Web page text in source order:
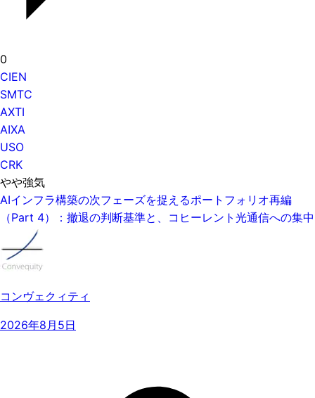
0
CIEN
SMTC
AXTI
AIXA
USO
CRK
やや強気
AIインフラ構築の次フェーズを捉えるポートフォリオ再編
（Part 4）：撤退の判断基準と、コヒーレント光通信への集中
コンヴェクィティ
2026年8月5日